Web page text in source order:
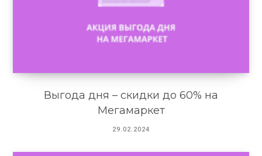
Выгода дня – скидки до 60% на
Мегамаркет
29.02.2024